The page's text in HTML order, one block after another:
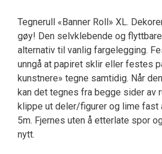
Tegnerull «Banner Roll» XL.
gøy! Den selvklebende og
alternativ til vanlig fargelegging.
unngå at papiret sklir eller festes
kunstnere» tegne samtidig. Når
kan det tegnes fra begge sider av
klippe ut deler/figurer og lime fast
5m. Fjernes uten å etterlate spor
nytt.